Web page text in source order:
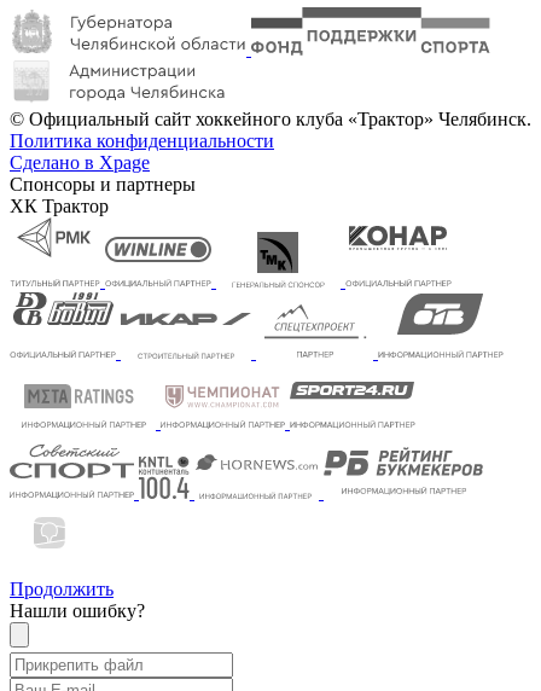
© Официальный сайт хоккейного клуба «Трактор» Челябинск.
Политика конфиденциальности
Сделано в Xpage
Спонсоры и партнеры
ХК Трактор
Продолжить
Нашли ошибку?